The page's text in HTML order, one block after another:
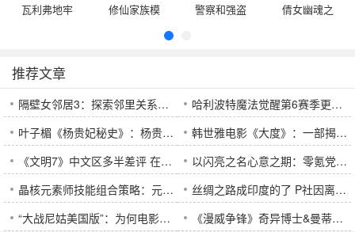
瓦利弗地牢
修仙家族模
警察和强盗
倩女幽魂之
推荐文章
隔壁女邻居3：探索邻里关系中的亲密与秘密
哈利波特魔法觉醒第6赛季更新时间及新赛季内容全指南
叶子楣《杨贵妃秘史》：杨贵妃究竟如何在权力与爱情中陷入悲剧命运？
韩世雅电影《大度》：一部揭示宽容与成长的深刻之作，如何打破演技瓶颈？
《文明7》中文区多半差评 在线峰值不及6代一半
以闪亮之名心意之期：零氪党必看的全奖励指南
晶核元素师技能组合策略：元素连招与爆发伤害实战进阶
丝绸之路成印度的了 P社因离谱更新被冲爆 主创态度强硬
“大战尼姑美国版”：为何电影中的尼姑形象会不断变化？
《漫威争锋》奇异博士&曼蒂斯「不朽神龙」主题制服今日正式上线！